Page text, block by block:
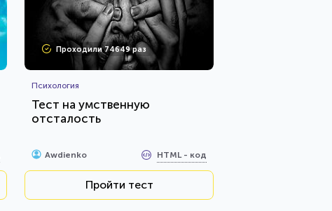
Проходили 74649 раз
Психология
Тест на умственную
отсталость
Awdienko HTML - код
Пройти тест